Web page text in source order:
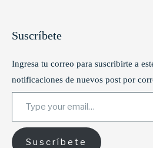
Suscríbete
Ingresa tu correo para suscribirte a
notificaciones de nuevos post por
Type your email…
Suscríbete